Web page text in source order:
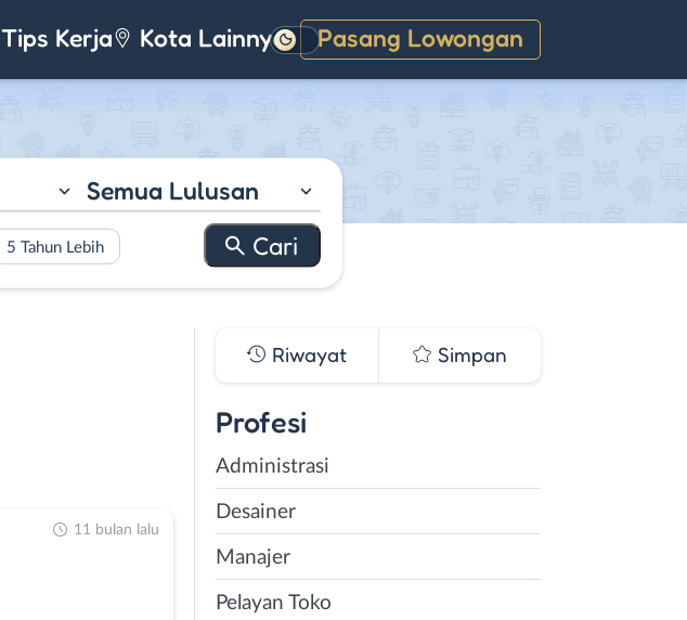
Tips Kerja Kota Lainnya Pasang Lowongan
Gelap
Semua Lulusan
5 Tahun Lebih
11 bulan lalu
Riwayat Simpan
Profesi
Administrasi
Desainer
Manajer
Pelayan Toko